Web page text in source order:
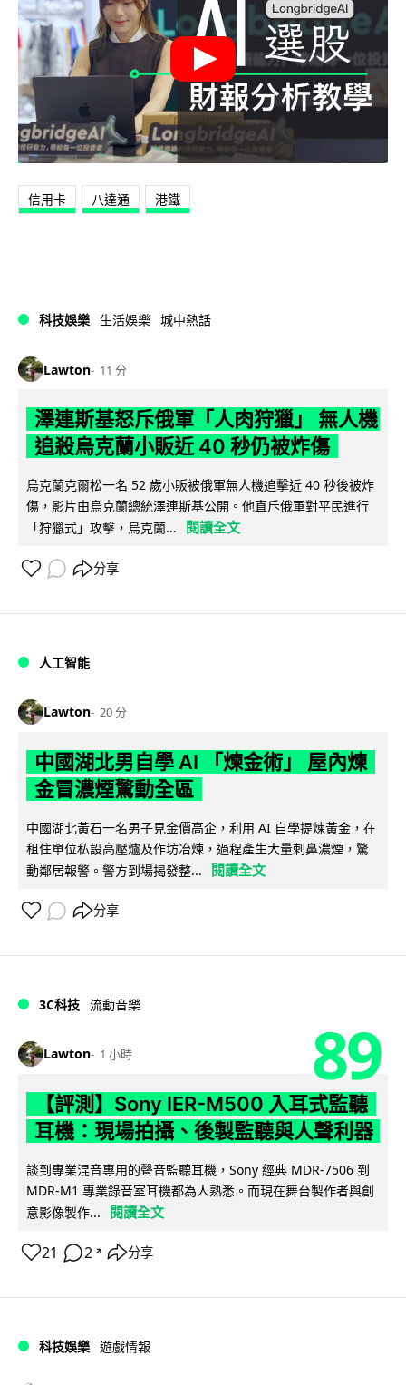
信用卡 八達通 港鐵
科技娛樂 生活娛樂 城中熱話
Lawton 11 分
澤連斯基怒斥俄軍「人肉狩獵」 無人機
追殺烏克蘭小販近 40 秒仍被炸傷
烏克蘭克爾松一名 52 歲小販被俄軍無人機追擊近 40 秒後被炸
傷，影片由烏克蘭總統澤連斯基公開。他直斥俄軍對平民進行
「狩獵式」攻擊，烏克蘭...
閱讀全文
分享
人工智能
Lawton 20 分
中國湖北男自學 AI 「煉金術」 屋內煉
金冒濃煙驚動全區
中國湖北黃石一名男子見金價高企，利用 AI 自學提煉黃金，在
租住單位私設高壓爐及作坊冶煉，過程產生大量刺鼻濃煙，驚
動鄰居報警。警方到場揭發整...
閱讀全文
分享
3C科技 流動音樂
Lawton 1 小時 89
【評測】Sony IER-M500 入耳式監聽
耳機：現場拍攝、後製監聽與人聲利器
談到專業混音專用的聲音監聽耳機，Sony 經典 MDR-7506 到
MDR-M1 專業錄音室耳機都為人熟悉。而現在舞台製作者與創
意影像製作...
閱讀全文
21 2 ↗ 分享
科技娛樂 遊戲情報